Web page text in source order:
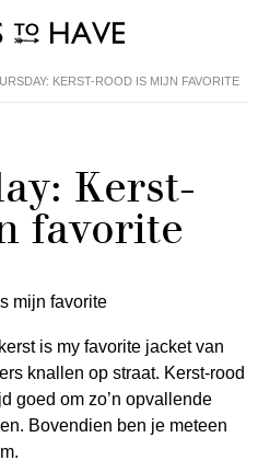
KERST-ROOD IS MIJN FAVORITE
Kerst-
favorite
is my favorite jacket van
knallen op straat. Kerst-rood
goed om zo’n opvallende
Bovendien ben je meteen